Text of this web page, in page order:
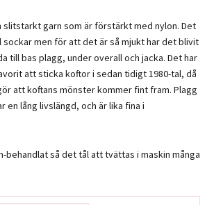
kr.
slitstarkt garn som är förstärkt med nylon. Det
men för att det är så mjukt har det blivit
till bas plagg, under overall och jacka. Det har
att sticka koftor i sedan tidigt 1980-tal, då
att koftans mönster kommer fint fram. Plagg
en lång livslängd, och är lika fina i
behandlat så det tål att tvättas i maskin många